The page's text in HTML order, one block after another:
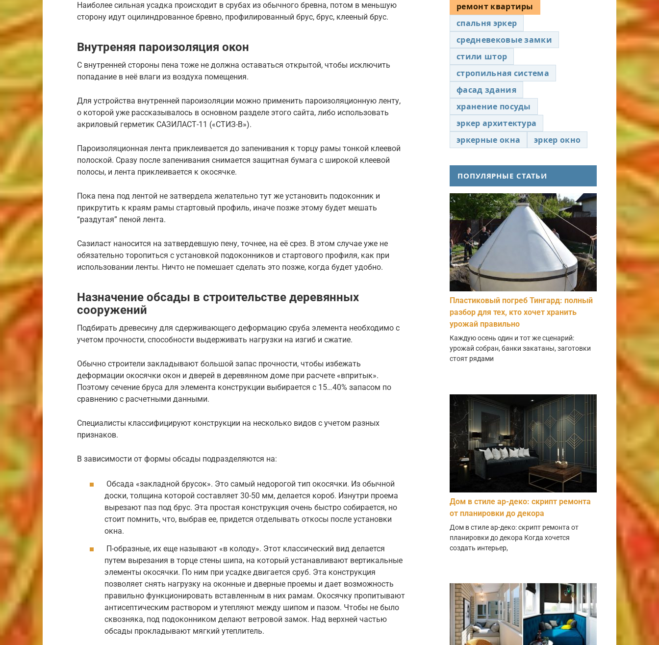
Наиболее сильная усадка происходит в срубах из обычного бревна, потом в меньшую
сторону идут оцилиндрованное бревно, профилированный брус, брус, клееный брус.
Внутреняя пароизоляция окон
С внутренней стороны пена тоже не должна оставаться открытой, чтобы исключить
попадание в неё влаги из воздуха помещения.
Для устройства внутренней пароизоляции можно применить пароизоляционную ленту,
о которой уже рассказывалось в основном разделе этого сайта, либо использовать
акриловый герметик САЗИЛАСТ-11 («СТИЗ-B»).
Пароизоляционная лента приклеивается до запенивания к торцу рамы тонкой клеевой
полоской. Сразу после запенивания снимается защитная бумага с широкой клеевой
полосы, и лента приклеивается к окосячке.
Пока пена под лентой не затвердела желательно тут же установить подоконник и
прикрутить к краям рамы стартовый профиль, иначе позже этому будет мешать
“раздутая” пеной лента.
Сазиласт наносится на затвердевшую пену, точнее, на её срез. В этом случае уже не
обязательно торопиться с установкой подоконников и стартового профиля, как при
использовании ленты. Ничто не помешает сделать это позже, когда будет удобно.
Назначение обсады в строительстве деревянных
сооружений
Подбирать древесину для сдерживающего деформацию сруба элемента необходимо с
учетом прочности, способности выдерживать нагрузки на изгиб и сжатие.
Обычно строители закладывают большой запас прочности, чтобы избежать
деформации окосячки окон и дверей в деревянном доме при расчете «впритык».
Поэтому сечение бруса для элемента конструкции выбирается с 15…40% запасом по
сравнению с расчетными данными.
Специалисты классифицируют конструкции на несколько видов с учетом разных
признаков.
В зависимости от формы обсады подразделяются на:
Обсада «закладной брусок». Это самый недорогой тип окосячки. Из обычной
доски, толщина которой составляет 30-50 мм, делается короб. Изнутри проема
вырезают паз под брус. Эта простая конструкция очень быстро собирается, но
стоит помнить, что, выбрав ее, придется отделывать откосы после установки
окна.
П-образные, их еще называют «в колоду». Этот классический вид делается
путем вырезания в торце стены шипа, на который устанавливают вертикальные
элементы окосячки. По ним при усадке двигается сруб. Эта конструкция
позволяет снять нагрузку на оконные и дверные проемы и дает возможность
правильно функционировать вставленным в них рамам. Окосячку пропитывают
антисептическим раствором и утепляют между шипом и пазом. Чтобы не было
сквозняка, под подоконником делают ветровой замок. Над верхней частью
обсады прокладывают мягкий утеплитель.
ремонт квартиры
спальня эркер
средневековые замки
стили штор
стропильная система
фасад здания
хранение посуды
эркер архитектура
эркерные окна
эркер окно
ПОПУЛЯРНЫЕ СТАТЬИ
Пластиковый погреб Тингард: полный
разбор для тех, кто хочет хранить
урожай правильно
Каждую осень один и тот же сценарий:
урожай собран, банки закатаны, заготовки
стоят рядами
Дом в стиле ар-деко: скрипт ремонта
от планировки до декора
Дом в стиле ар-деко: скрипт ремонта от
планировки до декора Когда хочется
создать интерьер,